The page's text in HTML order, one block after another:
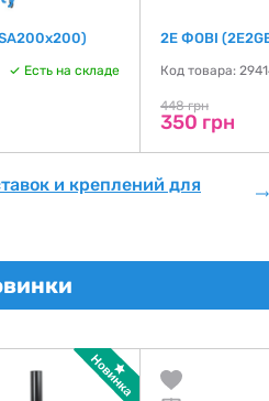
Есть на складе
2E ФОВІ
Код товара:
448 грн
350 грн
и креплений для